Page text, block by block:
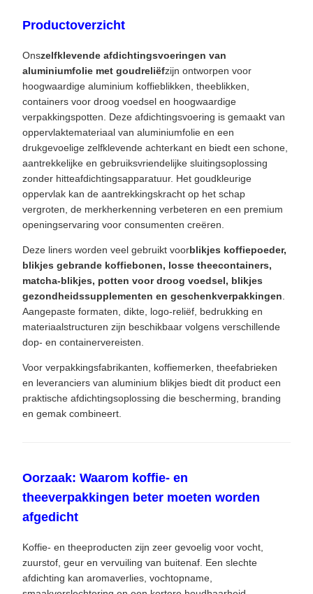
Productoverzicht
Onszelfklevende afdichtingsvoeringen van
aluminiumfolie met goudreliëfzijn ontworpen voor
hoogwaardige aluminium koffieblikken, theeblikken,
containers voor droog voedsel en hoogwaardige
verpakkingspotten. Deze afdichtingsvoering is gemaakt van
oppervlaktemateriaal van aluminiumfolie en een
drukgevoelige zelfklevende achterkant en biedt een schone,
aantrekkelijke en gebruiksvriendelijke sluitingsoplossing
zonder hitteafdichtingsapparatuur. Het goudkleurige
oppervlak kan de aantrekkingskracht op het schap
vergroten, de merkherkenning verbeteren en een premium
openingservaring voor consumenten creëren.
Deze liners worden veel gebruikt voorblikjes koffiepoeder,
blikjes gebrande koffiebonen, losse theecontainers,
matcha-blikjes, potten voor droog voedsel, blikjes
gezondheidssupplementen en geschenkverpakkingen.
Aangepaste formaten, dikte, logo-reliëf, bedrukking en
materiaalstructuren zijn beschikbaar volgens verschillende
dop- en containervereisten.
Voor verpakkingsfabrikanten, koffiemerken, theefabrieken
en leveranciers van aluminium blikjes biedt dit product een
praktische afdichtingsoplossing die bescherming, branding
en gemak combineert.
Oorzaak: Waarom koffie- en
theeverpakkingen beter moeten worden
afgedicht
Koffie- en theeproducten zijn zeer gevoelig voor vocht,
zuurstof, geur en vervuiling van buitenaf. Een slechte
afdichting kan aromaverlies, vochtopname,